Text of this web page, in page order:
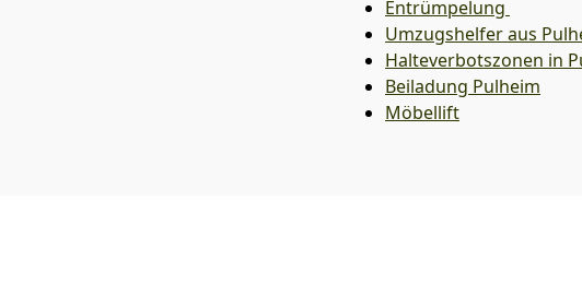
Entrümpelung
Umzugshelfer aus
Halteverbotszonen in
Beiladung Pulheim
Möbellift